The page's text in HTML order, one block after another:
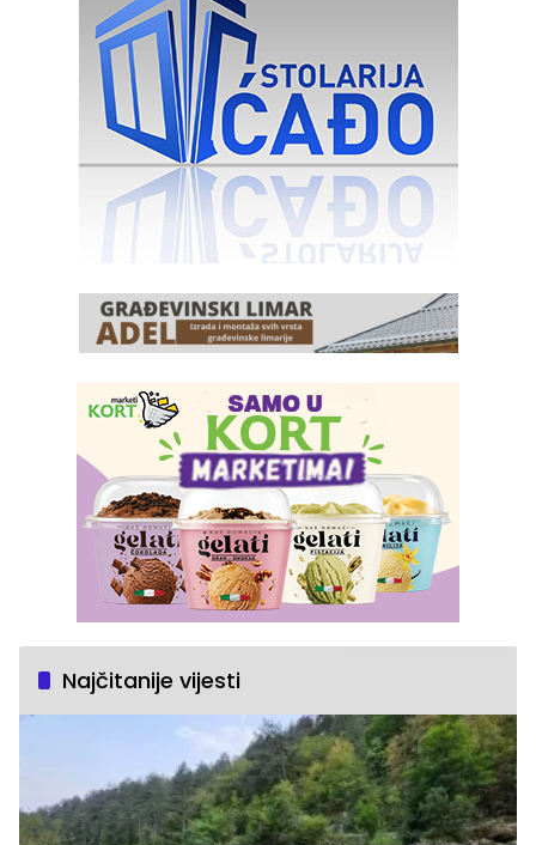
Najčitanije vijesti